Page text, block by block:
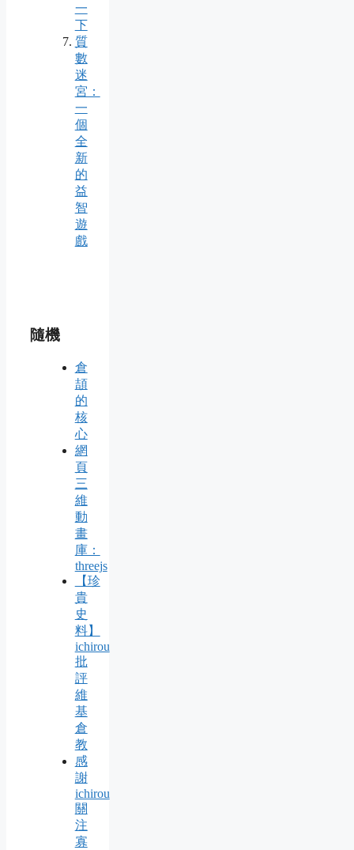
一
下
質
數
迷
宮：
一
個
全
新
的
益
智
遊
戲
隨機
倉
頡
的
核
心
網
頁
三
維
動
畫
庫：
threejs
【珍
貴
史
料】
ichirou
批
評
維
基
倉
教
感
謝
ichirou
關
注
寡